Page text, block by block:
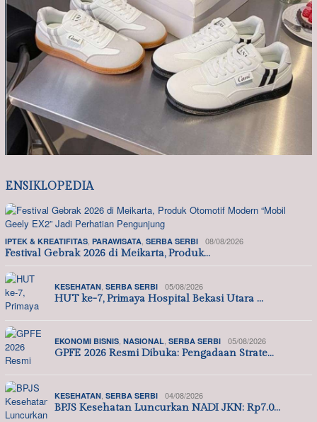
ENSIKLOPEDIA
IPTEK & KREATIFITAS, PARAWISATA, SERBA SERBI 08/08/2026
Festival Gebrak 2026 di Meikarta, Produk…
KESEHATAN, SERBA SERBI 05/08/2026
HUT ke-7, Primaya Hospital Bekasi Utara …
EKONOMI BISNIS, NASIONAL, SERBA SERBI 05/08/2026
GPFE 2026 Resmi Dibuka: Pengadaan Strate…
KESEHATAN, SERBA SERBI 04/08/2026
BPJS Kesehatan Luncurkan NADI JKN: Rp7.0…